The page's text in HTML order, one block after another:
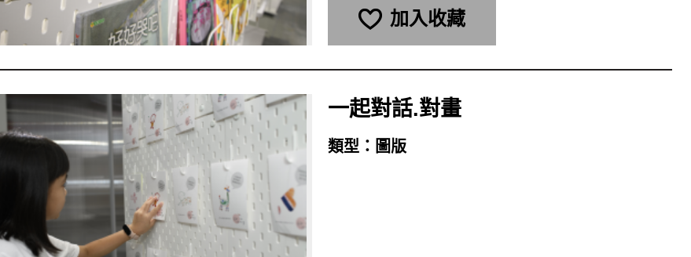
加入收藏
一起對話.對畫
類型： 圖版